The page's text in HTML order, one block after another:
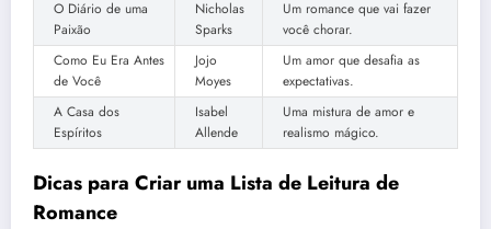
O Diário de uma
Paixão
Nicholas
Sparks
Um romance que vai fazer
você chorar.
Como Eu Era Antes
de Você
Jojo
Moyes
Um amor que desafia as
expectativas.
A Casa dos
Espíritos
Isabel
Allende
Uma mistura de amor e
realismo mágico.
Dicas para Criar uma Lista de Leitura de
Romance